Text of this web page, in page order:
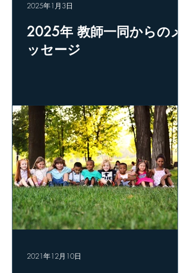
2025年 教師一同からのメ
ッセージ
2025年1月3日
2021年12月10日